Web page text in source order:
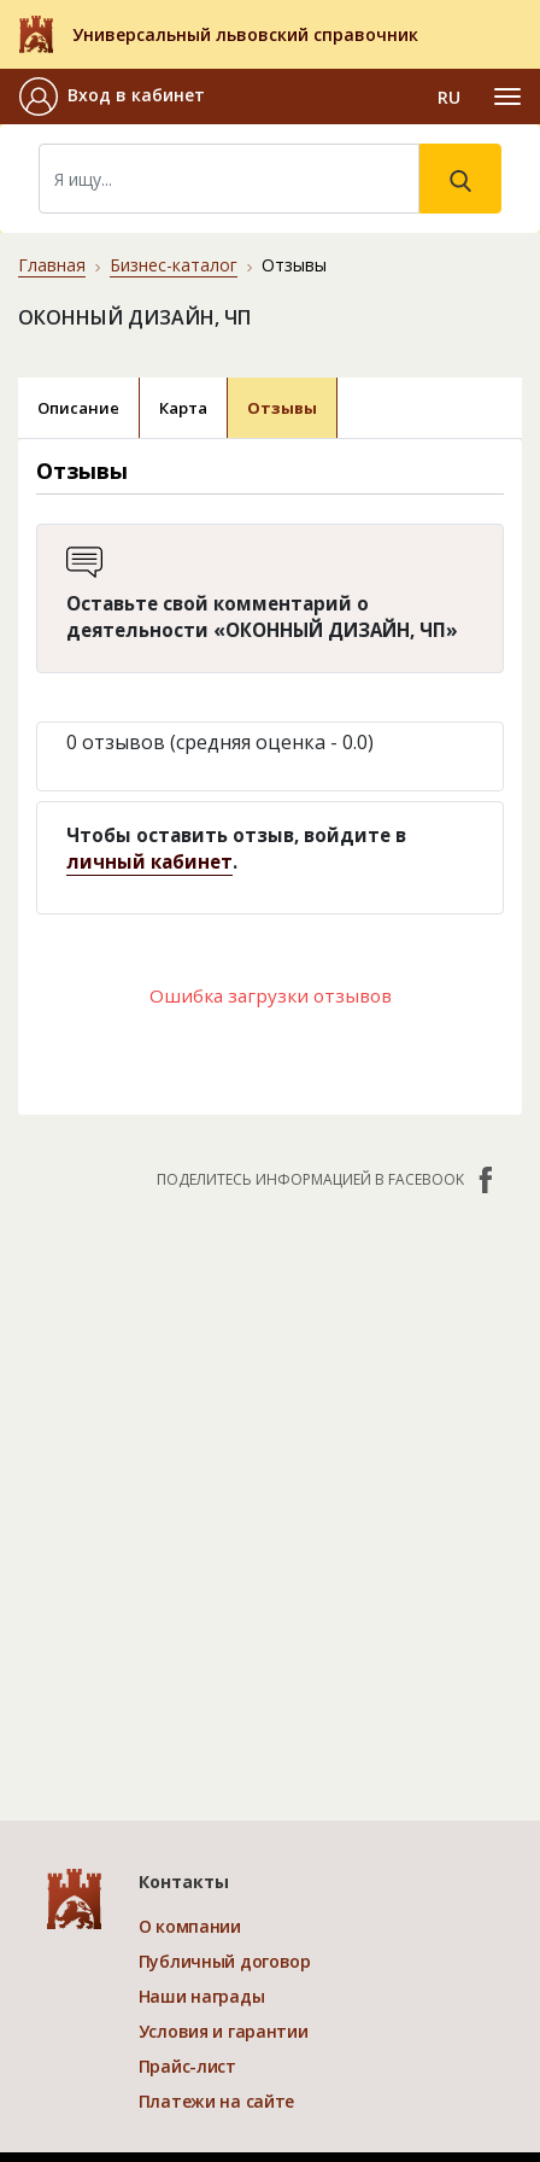
Универсальный львовский справочник
Вход в кабинет RU
Главная Бизнес-каталог Отзывы
ОКОННЫЙ ДИЗАЙН, ЧП
Описание Карта Отзывы
Отзывы
Оставьте свой комментарий о
деятельности «ОКОННЫЙ ДИЗАЙН, ЧП»
0 отзывов (средняя оценка - 0.0)
Чтобы оставить отзыв, войдите в
личный кабинет.
Ошибка загрузки отзывов
ПОДЕЛИТЕСЬ ИНФОРМАЦИЕЙ В FACEBOOK
Контакты
О компании
Публичный договор
Наши награды
Условия и гарантии
Прайс-лист
Платежи на сайте